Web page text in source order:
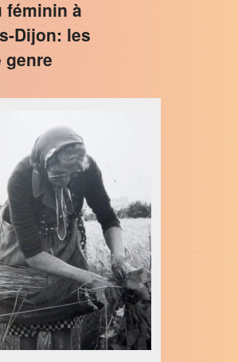
féminin à
Dijon: les
genre